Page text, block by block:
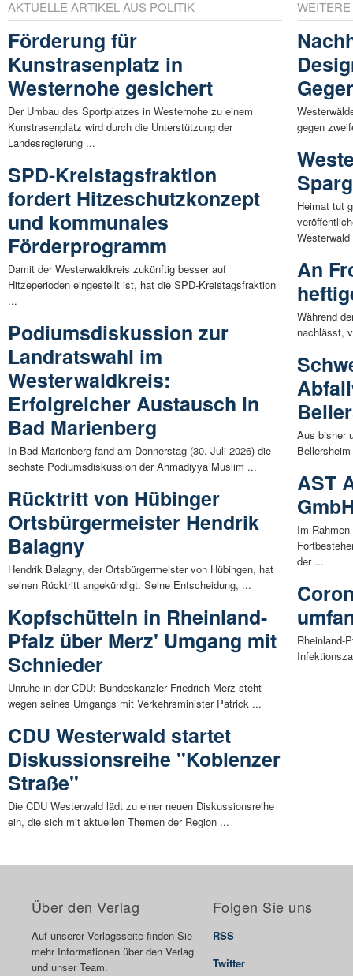
AKTUELLE ARTIKEL AUS POLITIK
Förderung für
Kunstrasenplatz in
Westernohe gesichert
Der Umbau des Sportplatzes in Westernohe zu einem
Kunstrasenplatz wird durch die Unterstützung der
Landesregierung ...
SPD-Kreistagsfraktion
fordert Hitzeschutzkonzept
und kommunales
Förderprogramm
Damit der Westerwaldkreis zukünftig besser auf
Hitzeperioden eingestellt ist, hat die SPD-Kreistagsfraktion
...
Podiumsdiskussion zur
Landratswahl im
Westerwaldkreis:
Erfolgreicher Austausch in
Bad Marienberg
In Bad Marienberg fand am Donnerstag (30. Juli 2026) die
sechste Podiumsdiskussion der Ahmadiyya Muslim ...
Rücktritt von Hübinger
Ortsbürgermeister Hendrik
Balagny
Hendrik Balagny, der Ortsbürgermeister von Hübingen, hat
seinen Rücktritt angekündigt. Seine Entscheidung, ...
Kopfschütteln in Rheinland-
Pfalz über Merz' Umgang mit
Schnieder
Unruhe in der CDU: Bundeskanzler Friedrich Merz steht
wegen seines Umgangs mit Verkehrsminister Patrick ...
CDU Westerwald startet
Diskussionsreihe "Koblenzer
Straße"
Die CDU Westerwald lädt zu einer neuen Diskussionsreihe
ein, die sich mit aktuellen Themen der Region ...
gegen
Heimat tut
An
Während
nachlässt,
Aus bisher
AST
Im
der ...
Rheinland-
Über den Verlag
Auf unserer Verlagsseite finden Sie
mehr Informationen über den Verlag
und unser Team.
Folgen Sie uns
RSS
Twitter